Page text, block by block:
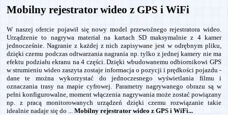
Mobilny rejestrator wideo z GPS i WiFi
W naszej ofercie pojawił się nowy model przewoźnego rejestratora wideo.
Urządzenie to nagrywa materiał na kartach SD maksymalnie z 4 kamer
jednocześnie. Nagranie z każdej z nich zapisywane jest w odrębnym pliku,
dzięki czemu podczas odtwarzania nagrania np. tylko z jednej kamery nie ma
efektu podziału ekranu na 4 części. Dzięki wbudowanemu odbiornikowi GPS
w strumieniu wideo zaszyta zostaje informacja o pozycji i prędkości pojazdu -
dane te można wykorzystać do jednoczesnego wyświetlania filmu i
oznaczania trasy na mapie cyfrowej. Parametry nagrywanego obrazu są w
pełni konfigurowalne, moment włączenia nagrywania może zostać powiązany
np. z pracą monitorowanych urządzeń dzięki czemu rozwiązanie takie
idealnie nadaje się do ... Mobilny rejestrator wideo z GPS i WiFi...